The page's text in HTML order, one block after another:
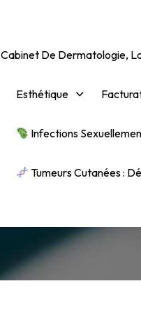
Cabinet De Dermatologie,
Esthétique
Infections
Tumeurs Cutanées :
IST